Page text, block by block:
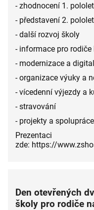
- zhodnocení 1.
- představení 2.
- další rozvoj školy
- informace pro
- modernizace a
- organizace výuky a
- vícedenní výjezdy a
- stravování
- projekty a
zde: https://
Den otevřených
školy pro rodiče